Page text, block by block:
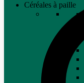
Céréales à paille